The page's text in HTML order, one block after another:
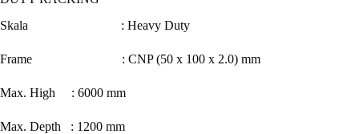
Skala : Heavy Duty
Frame : CNP (50 x 100 x 2.0) mm
Max. High : 6000 mm
Max. Depth : 1200 mm